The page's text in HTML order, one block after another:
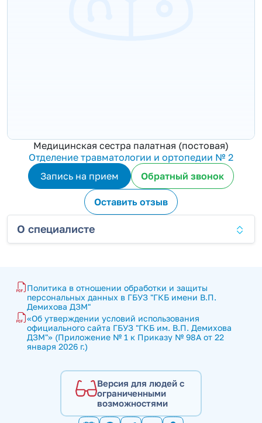
Медицинская сестра палатная (постовая)
Отделение травматологии и ортопедии № 2
Запись на прием
Обратный звонок
Оставить отзыв
О специалисте
Политика в отношении обработки и защиты
персональных данных в ГБУЗ "ГКБ имени В.П.
Демихова ДЗМ"
«Об утверждении условий использования
официального сайта ГБУЗ "ГКБ им. В.П. Демихова
ДЗМ"» (Приложение № 1 к Приказу № 98А от 22
января 2026 г.)
Версия для людей с
ограниченными
возможностями